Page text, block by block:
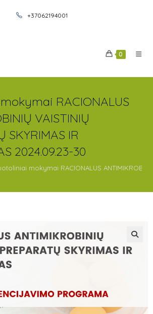
+37062194001
0
RACIONALUS
VAISTINIŲ
SKYRIMAS IR
2024.09.23-30
mokymai RACIONALUS